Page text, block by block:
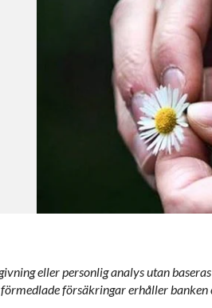
eller personlig analys utan
försäkringar erhåller